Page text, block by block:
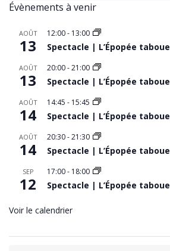
Évènements à venir
AOÛT
13
12:00- 13:00
Spectacle | L’Épopée taboue
AOÛT
13
20:00-21:00
Spectacle | L’Épopée taboue
AOÛT
14
14:45 - 15:45
Spectacle | L’Épopée taboue
AOÛT
14
20:30-21:30
Spectacle | L’Épopée taboue
SEP
12
17:00- 18:00
Spectacle | L’Épopée taboue
Voir le calendrier